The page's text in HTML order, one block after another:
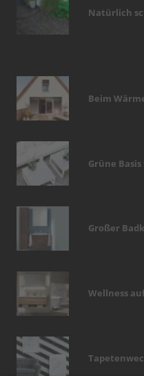
Natürlich
Beim
Grüne
Großer
Wellness